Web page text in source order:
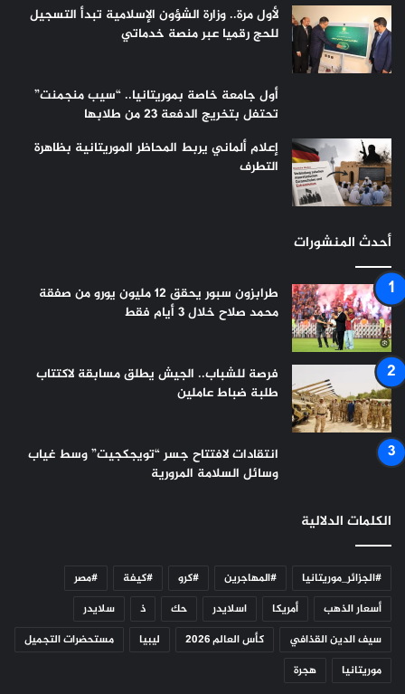
لأول مرة.. وزارة الشؤون الإسلامية تبدأ التسجيل
للحج رقميا عبر منصة خدماتي
أول جامعة خاصة بموريتانيا.. “سيب منجمنت”
تحتفل بتخريج الدفعة 23 من طلابها
إعلام ألماني يربط المحاظر الموريتانية بظاهرة
التطرف
أحدث المنشورات
طرابزون سبور يحقق 12 مليون يورو من صفقة
محمد صلاح خلال 3 أيام فقط
فرصة للشباب.. الجيش يطلق مسابقة لاكتتاب
طلبة ضباط عاملين
انتقادات لافتتاح جسر “تويجكجيت” وسط غياب
وسائل السلامة المرورية
الكلمات الدلالية
#الجزائر_موريتانيا #المهاجرين #كرو #كيفة
#مصر
أسعار الذهب
أمريكا اسلايدر حك ذ
سلايدر
سيف الدين القذافي
كأس العالم 2026 ليبيا
مستحضرات التجميل
موريتانيا
هجرة